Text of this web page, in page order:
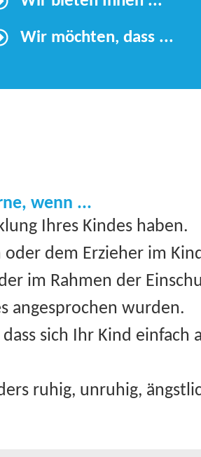
Wir möchten, dass ...
wenn ...
Ihres Kindes haben.
dem Erzieher im
im Rahmen der
angesprochen wurden.
sich Ihr Kind
ruhig, unruhig,